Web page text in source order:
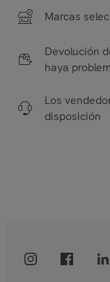
Marcas
Devolución
haya
Los
disposición